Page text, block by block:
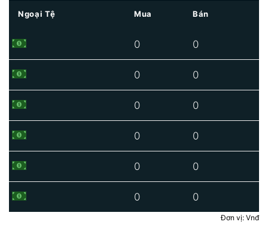
Ngoại Tệ Mua Bán
0 0
0 0
0 0
0 0
0 0
0 0
Đơn vị: Vnđ